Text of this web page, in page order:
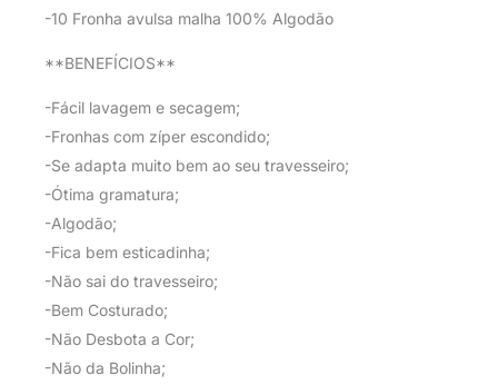
-10 Fronha avulsa malha 100% Algodão
**BENEFÍCIOS**
-Fácil lavagem e secagem;
-Fronhas com zíper escondido;
-Se adapta muito bem ao seu travesseiro;
-Ótima gramatura;
-Algodão;
-Fica bem esticadinha;
-Não sai do travesseiro;
-Bem Costurado;
-Não Desbota a Cor;
-Não da Bolinha;